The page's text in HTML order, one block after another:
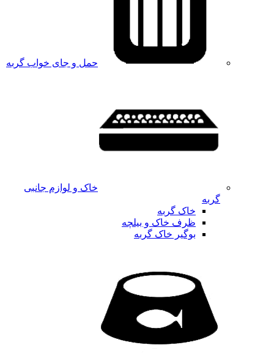
حمل و جای خواب گربه
خاک و لوازم جانبی
گربه
خاک گربه
ظرف خاک و بیلچه
بوگیر خاک گربه